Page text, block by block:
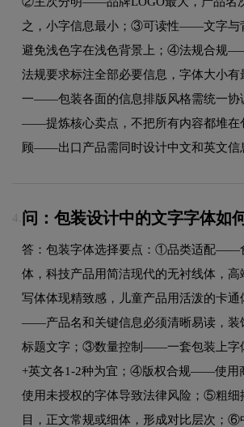
之，小字信息最小；③可读性——文字与
避免浅色字在浅色背景上；④法规合规
法规要求标注全部必要信息，字体大小
一——包装各面的信息排版风格需统一协
——提炼核心卖点，不把所有内容都堆
顾——出口产品需同时设计中文和英文信
4. 问：包装设计中的文字字体如
答：包装字体选择要点：①品类适配——
体，科技产品用简洁现代的无衬线体，
写体体现精致感，儿童产品用活泼的卡
——产品名和关键信息必须清晰易读，装
标题文字；③数量控制——一套包装上字
+英文各1-2种为宜；④版权合规——使用
使用未授权的字体导致法律风险；⑤粗
目，正文常规或细体，形成对比层次；